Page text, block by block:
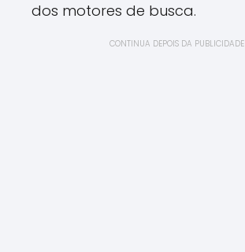
dos motores de busca.
CONTINUA DEPOIS DA PUBLICIDADE